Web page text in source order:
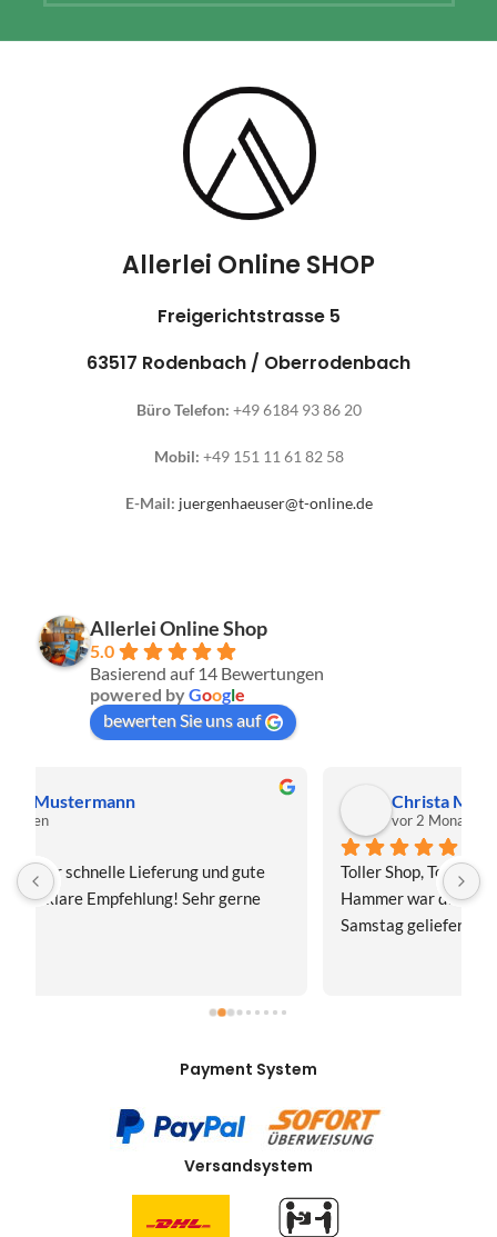
Allerlei Online SHOP
Freigerichtstrasse 5
63517 Rodenbach / Oberrodenbach
Büro Telefon: +49 6184 93 86 20
Mobil: +49 151 11 61 82 58
E-Mail: juergenhaeuser@t-online.de
Allerlei Online Shop
5.0
Basierend auf 14 Bewertungen
powered byGoogle
bewerten Sie uns auf
Christa Meis
Toller Shop, Top Qualität. Aber der absolute
Hammer war der Turboversand!!! Freitag bestellt,
Samstag geliefert! Mega, nur zu empfehlen👍
Payment System
Versandsystem